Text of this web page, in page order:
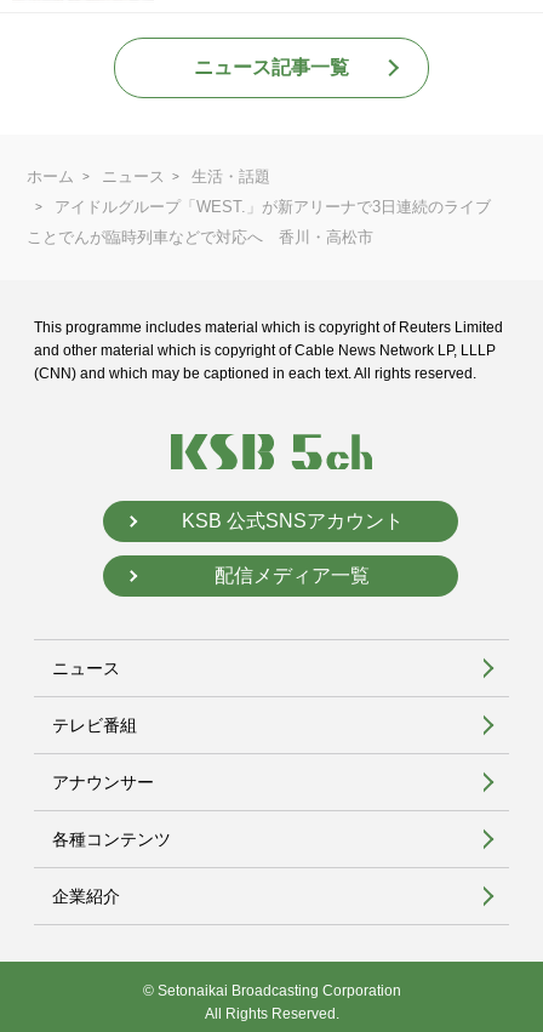
ニュース記事一覧
ホーム ニュース
生活・話題
アイドルグループ「WEST.」が新アリーナで3日連続のライブ
ことでんが臨時列車などで対応へ 香川・高松市
This programme includes material which is copyright of Reuters Limited
and other material which is copyright of Cable News Network LP, LLLP
(CNN) and which may be captioned in each text. All rights reserved.
KSB 公式SNSアカウント
配信メディア一覧
ニュース
テレビ番組
アナウンサー
各種コンテンツ
企業紹介
© Setonaikai Broadcasting Corporation
All Rights Reserved.